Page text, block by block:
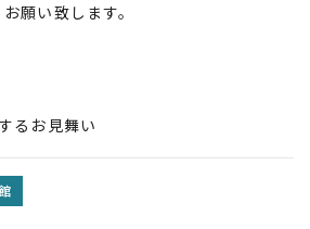
願い致します。
るお見舞い